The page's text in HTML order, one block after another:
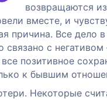
возвращаются
вместе, и
причина. Все дело
связано с
позитивное
к бывшим
Некоторые